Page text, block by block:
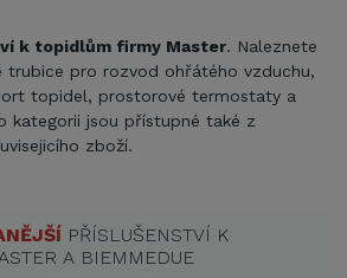
k topidlům firmy Master. Naleznete
trubice pro rozvod ohřátého vzduchu,
topidel, prostorové termostaty a
kategorii jsou přístupné také z
zboží.
PŘÍSLUŠENSTVÍ K
A BIEMMEDUE